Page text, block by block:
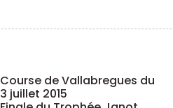
Course de Vallabregues du
3 juillet 2015